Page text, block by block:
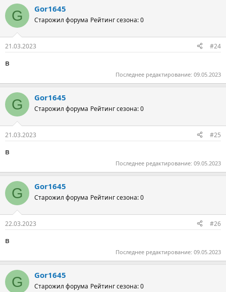
G Gor1645
Старожил форума Рейтинг сезона: 0
21.03.2023 #24
в
Последнее редактирование: 09.05.2023
G Gor1645
Старожил форума Рейтинг сезона: 0
21.03.2023 #25
в
Последнее редактирование: 09.05.2023
G Gor1645
Старожил форума Рейтинг сезона: 0
22.03.2023 #26
в
Последнее редактирование: 09.05.2023
G Gor1645
Старожил форума Рейтинг сезона: 0